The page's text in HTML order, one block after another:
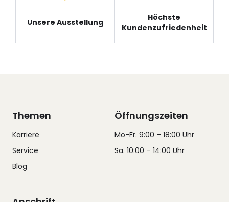
Unsere Ausstellung
Höchste
Kundenzufriedenheit
Themen
Karriere
Service
Blog
Öffnungszeiten
Mo-Fr. 9:00 – 18:00 Uhr
Sa. 10:00 – 14:00 Uhr